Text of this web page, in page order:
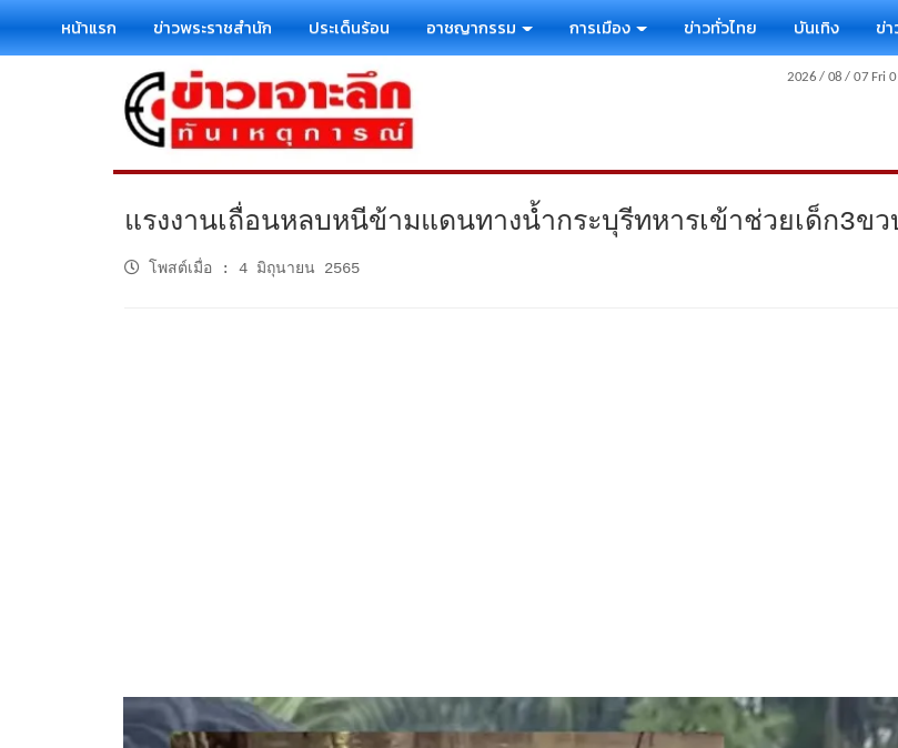
หน้าแรก ข่าวพระราชสำนัก ประเด็นร้อน อาชญากรรม การเมือง ข่าวทั่วไทย บันเทิง ข่า
แรงงานเถื่อนหลบหนีข้ามแดนทางน้ำกระบุรีทหารเข้าช่วยเด็ก3ข
โพสต์เมื่อ : 4 มิถุนายน 2565